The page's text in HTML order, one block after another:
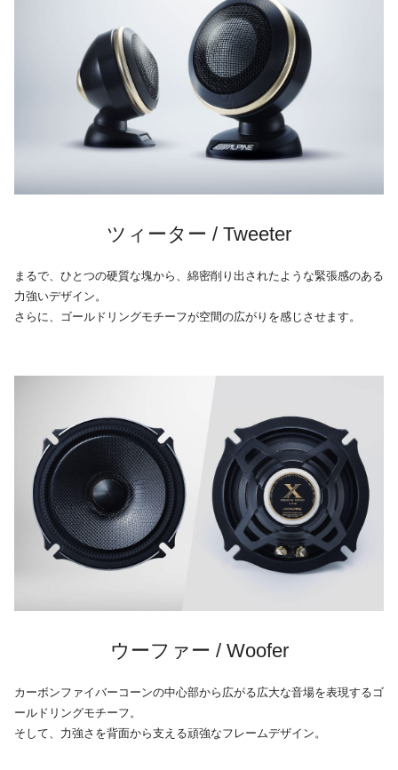
ツィーター / Tweeter
まるで、ひとつの硬質な塊から、綿密削り出されたような緊張感のある
力強いデザイン。
さらに、ゴールドリングモチーフが空間の広がりを感じさせます。
ウーファー / Woofer
カーボンファイバーコーンの中心部から広がる広大な音場を表現するゴ
ールドリングモチーフ。
そして、力強さを背面から支える頑強なフレームデザイン。